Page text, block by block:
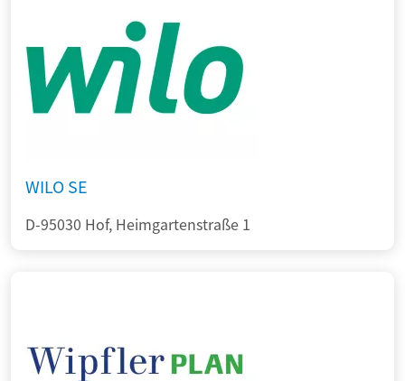
WILO SE
D-95030 Hof, Heimgartenstraße 1